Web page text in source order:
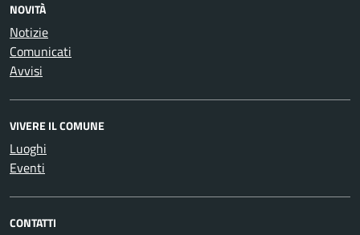
NOVITÀ
Notizie
Comunicati
Avvisi
VIVERE IL COMUNE
Luoghi
Eventi
CONTATTI